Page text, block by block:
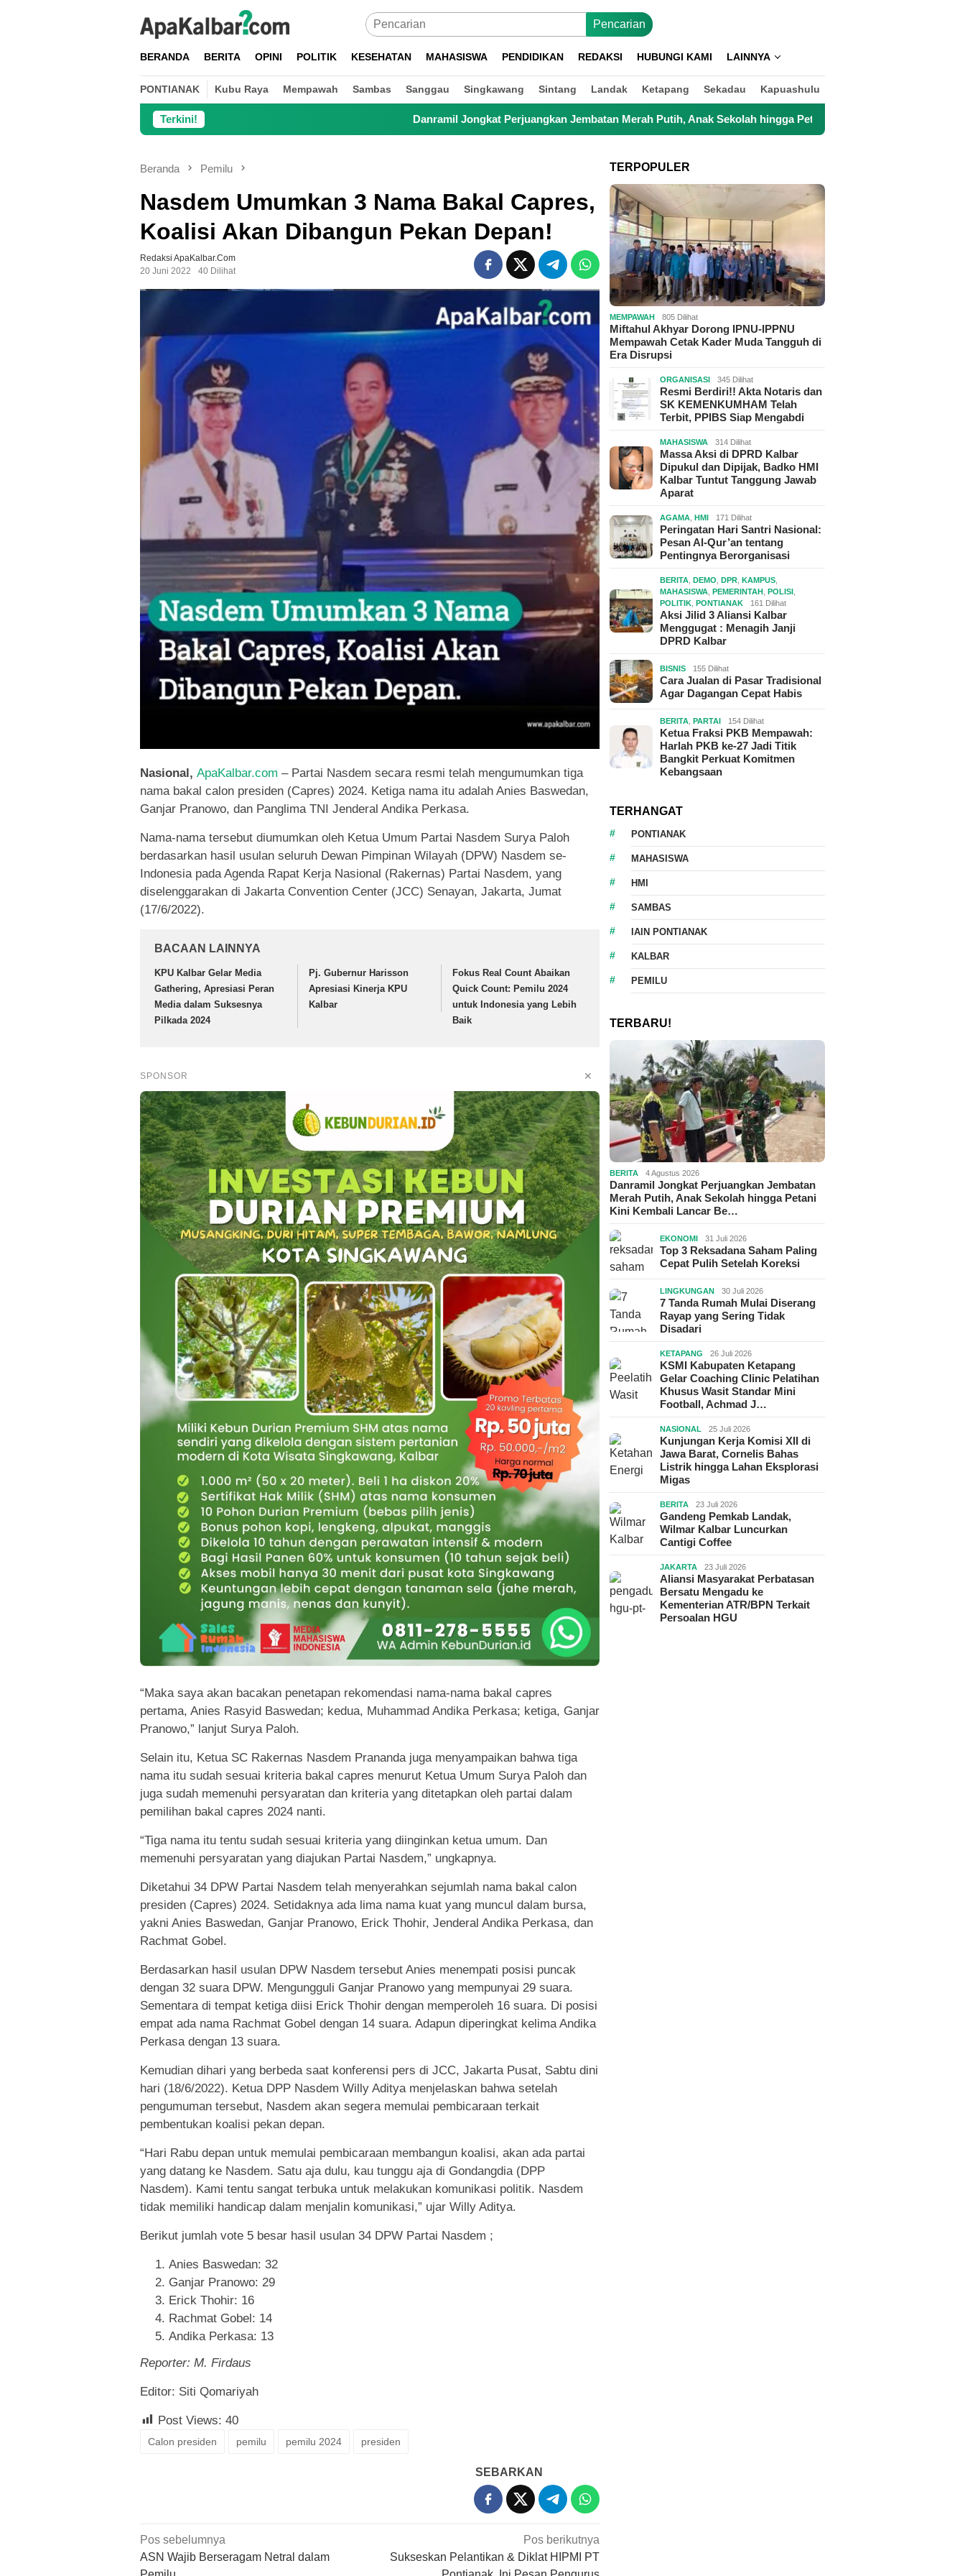
Pencarian
BERANDA BERITA OPINI POLITIK KESEHATAN MAHASISWA PENDIDIKAN REDAKSI HUBUNGI KAMI LAINNYA
PONTIANAK Kubu Raya Mempawah Sambas Sanggau Singkawang Sintang Landak Ketapang Sekadau Kapuashulu
Terkini! Danramil Jongkat Perjuangkan Jembatan Merah Putih, Anak Sekolah hingga Petani Kini Kembali Lancar Beraktivitas
Beranda Pemilu
Nasdem Umumkan 3 Nama Bakal Capres,
Koalisi Akan Dibangun Pekan Depan!
Redaksi ApaKalbar.com
20 Juni 2022
40 Dilihat
Nasional, ApaKalbar.com – Partai Nasdem secara resmi telah mengumumkan tiga
nama bakal calon presiden (Capres) 2024. Ketiga nama itu adalah Anies Baswedan,
Ganjar Pranowo, dan Panglima TNI Jenderal Andika Perkasa.
Nama-nama tersebut diumumkan oleh Ketua Umum Partai Nasdem Surya Paloh
berdasarkan hasil usulan seluruh Dewan Pimpinan Wilayah (DPW) Nasdem se-
Indonesia pada Agenda Rapat Kerja Nasional (Rakernas) Partai Nasdem, yang
diselenggarakan di Jakarta Convention Center (JCC) Senayan, Jakarta, Jumat
(17/6/2022).
BACAAN LAINNYA
KPU Kalbar Gelar Media
Gathering, Apresiasi Peran
Media dalam Suksesnya
Pilkada 2024
Pj. Gubernur Harisson
Apresiasi Kinerja KPU
Kalbar
Fokus Real Count Abaikan
Quick Count: Pemilu 2024
untuk Indonesia yang Lebih
Baik
SPONSOR ✕
“Maka saya akan bacakan penetapan rekomendasi nama-nama bakal capres
pertama, Anies Rasyid Baswedan; kedua, Muhammad Andika Perkasa; ketiga, Ganjar
Pranowo,” lanjut Surya Paloh.
Selain itu, Ketua SC Rakernas Nasdem Prananda juga menyampaikan bahwa tiga
nama itu sudah sesuai kriteria bakal capres menurut Ketua Umum Surya Paloh dan
juga sudah memenuhi persyaratan dan kriteria yang ditetapkan oleh partai dalam
pemilihan bakal capres 2024 nanti.
“Tiga nama itu tentu sudah sesuai kriteria yang diinginkan ketua umum. Dan
memenuhi persyaratan yang diajukan Partai Nasdem,” ungkapnya.
Diketahui 34 DPW Partai Nasdem telah menyerahkan sejumlah nama bakal calon
presiden (Capres) 2024. Setidaknya ada lima nama kuat yang muncul dalam bursa,
yakni Anies Baswedan, Ganjar Pranowo, Erick Thohir, Jenderal Andika Perkasa, dan
Rachmat Gobel.
Berdasarkan hasil usulan DPW Nasdem tersebut Anies menempati posisi puncak
dengan 32 suara DPW. Mengungguli Ganjar Pranowo yang mempunyai 29 suara.
Sementara di tempat ketiga diisi Erick Thohir dengan memperoleh 16 suara. Di posisi
empat ada nama Rachmat Gobel dengan 14 suara. Adapun diperingkat kelima Andika
Perkasa dengan 13 suara.
Kemudian dihari yang berbeda saat konferensi pers di JCC, Jakarta Pusat, Sabtu dini
hari (18/6/2022). Ketua DPP Nasdem Willy Aditya menjelaskan bahwa setelah
pengumuman tersebut, Nasdem akan segera memulai pembicaraan terkait
pembentukan koalisi pekan depan.
“Hari Rabu depan untuk memulai pembicaraan membangun koalisi, akan ada partai
yang datang ke Nasdem. Satu aja dulu, kau tunggu aja di Gondangdia (DPP
Nasdem). Kami tentu sangat terbuka untuk melakukan komunikasi politik. Nasdem
tidak memiliki handicap dalam menjalin komunikasi,” ujar Willy Aditya.
Berikut jumlah vote 5 besar hasil usulan 34 DPW Partai Nasdem ;
Anies Baswedan: 32
Ganjar Pranowo: 29
Erick Thohir: 16
Rachmat Gobel: 14
Andika Perkasa: 13
Reporter: M. Firdaus
Editor: Siti Qomariyah
Post Views: 40
Calon presiden pemilu pemilu 2024 presiden
SEBARKAN
Navigasi
pos
Pos sebelumnya
ASN Wajib Berseragam Netral dalam
Pos berikutnya
Sukseskan Pelantikan & Diklat HIPMI PT
TERPOPULER
MEMPAWAH 805 Dilihat
Miftahul Akhyar Dorong IPNU-IPPNU
Mempawah Cetak Kader Muda Tangguh di
Era Disrupsi
ORGANISASI 345 Dilihat
Resmi Berdiri!! Akta Notaris dan
SK KEMENKUMHAM Telah
Terbit, PPIBS Siap Mengabdi
MAHASISWA 314 Dilihat
Massa Aksi di DPRD Kalbar
Dipukul dan Dipijak, Badko HMI
Kalbar Tuntut Tanggung Jawab
Aparat
AGAMA ,HMI 171 Dilihat
Peringatan Hari Santri Nasional:
Pesan Al-Qur’an tentang
Pentingnya Berorganisasi
BERITA ,DEMO ,DPR ,KAMPUS
MAHASISWA ,PEMERINTAH ,POLISI
POLITIK ,PONTIANAK 161 Dilihat
Aksi Jilid 3 Aliansi Kalbar
Menggugat : Menagih Janji
DPRD Kalbar
BISNIS 155 Dilihat
Cara Jualan di Pasar Tradisional
Agar Dagangan Cepat Habis
BERITA ,PARTAI 154 Dilihat
Ketua Fraksi PKB Mempawah:
Harlah PKB ke-27 Jadi Titik
Bangkit Perkuat Komitmen
Kebangsaan
TERHANGAT
PONTIANAK
MAHASISWA
HMI
SAMBAS
IAIN PONTIANAK
KALBAR
PEMILU
TERBARU!
BERITA 4 Agustus 2026
Danramil Jongkat Perjuangkan Jembatan
Merah Putih, Anak Sekolah hingga Petani
Kini Kembali Lancar Be…
EKONOMI 31 Juli 2026
Top 3 Reksadana Saham Paling
Cepat Pulih Setelah Koreksi
LINGKUNGAN 30 Juli 2026
7 Tanda Rumah Mulai Diserang
Rayap yang Sering Tidak
Disadari
KETAPANG 26 Juli 2026
KSMI Kabupaten Ketapang
Gelar Coaching Clinic Pelatihan
Khusus Wasit Standar Mini
Football, Achmad J…
NASIONAL 25 Juli 2026
Kunjungan Kerja Komisi XII di
Jawa Barat, Cornelis Bahas
Listrik hingga Lahan Eksplorasi
Migas
BERITA 23 Juli 2026
Gandeng Pemkab Landak,
Wilmar Kalbar Luncurkan
Cantigi Coffee
JAKARTA 23 Juli 2026
Aliansi Masyarakat Perbatasan
Bersatu Mengadu ke
Kementerian ATR/BPN Terkait
Persoalan HGU